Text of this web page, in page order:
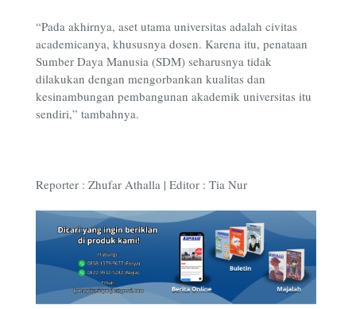
“Pada akhirnya, aset utama universitas adalah civitas
academicanya, khususnya dosen. Karena itu, penataan
Sumber Daya Manusia (SDM) seharusnya tidak
dilakukan dengan mengorbankan kualitas dan
kesinambungan pembangunan akademik universitas itu
sendiri,” tambahnya.
Reporter : Zhufar Athalla | Editor : Tia Nur